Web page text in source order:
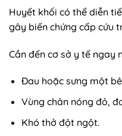
Huyết khối có thể diễn
gây biến chứng cấp cứu
Cần đến cơ sở y tế ngay
Đau hoặc sưng một
Vùng chân nóng đỏ,
Khó thở đột ngột.